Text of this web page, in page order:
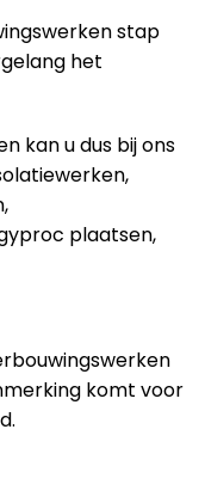
stap
het
kan u dus bij ons
plaatsen,
komt voor